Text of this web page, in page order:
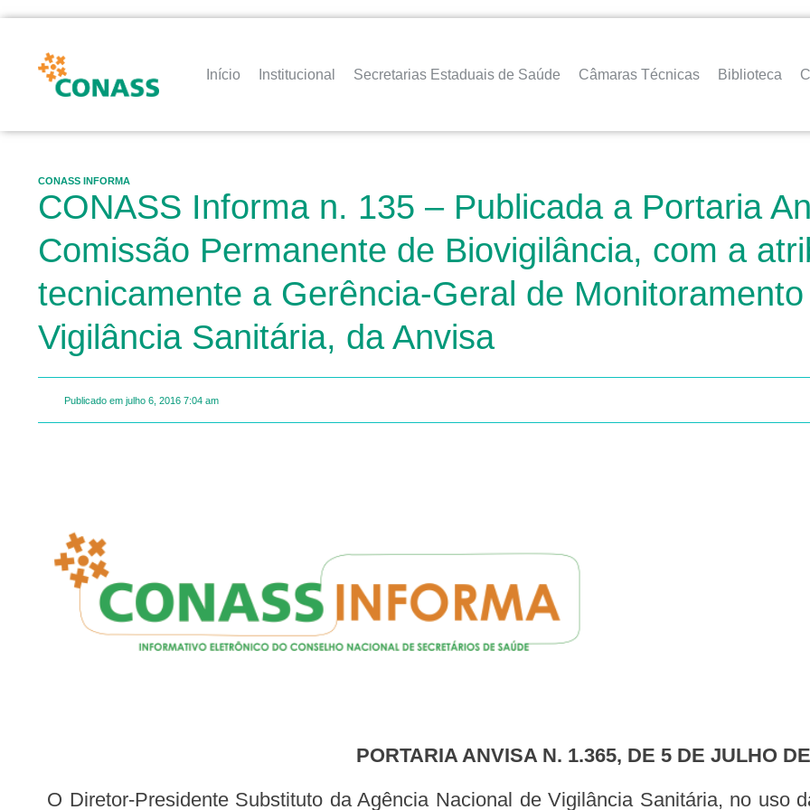
Início Institucional Secretarias Estaduais de Saúde Câmaras Técnicas Biblioteca
CONASS INFORMA
CONASS Informa n. 135 – Publicada a Portaria
Comissão Permanente de Biovigilância, com a
tecnicamente a Gerência-Geral de
Vigilância Sanitária, da Anvisa
Publicado em julho 6, 2016 7:04 am
PORTARIA ANVISA N. 1.365, DE 5 DE JULHO
O Diretor-Presidente Substituto da Agência Nacional de Vigilância Sanitária, no uso das atribuições que lhe confere a Portaria